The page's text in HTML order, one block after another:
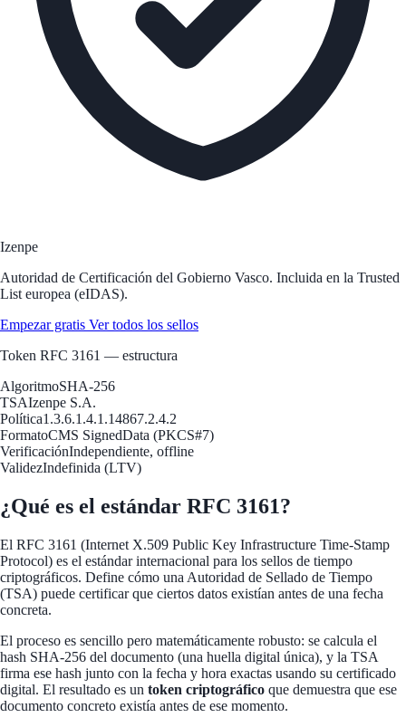
Izenpe
Autoridad de Certificación del Gobierno Vasco. Incluida en la Trusted
List europea (eIDAS).
Empezar gratis Ver todos los sellos
Token RFC 3161 — estructura
AlgoritmoSHA-256
TSAIzenpe S.A.
Política1.3.6.1.4.1.14867.2.4.2
FormatoCMS SignedData (PKCS#7)
VerificaciónIndependiente, offline
ValidezIndefinida (LTV)
¿Qué es el estándar RFC 3161?
El RFC 3161 (Internet X.509 Public Key Infrastructure Time-Stamp
Protocol) es el estándar internacional para los sellos de tiempo
criptográficos. Define cómo una Autoridad de Sellado de Tiempo
(TSA) puede certificar que ciertos datos existían antes de una fecha
concreta.
El proceso es sencillo pero matemáticamente robusto: se calcula el
hash SHA-256 del documento (una huella digital única), y la TSA
firma ese hash junto con la fecha y hora exactas usando su certificado
digital. El resultado es un token criptográfico que demuestra que ese
documento concreto existía antes de ese momento.